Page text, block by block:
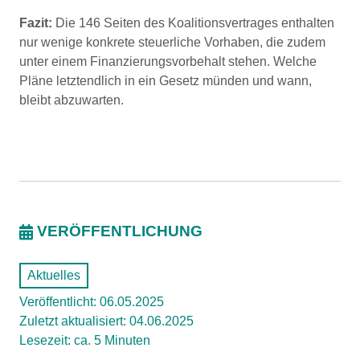
Fazit: Die 146 Seiten des Koalitionsvertrages enthalten
nur wenige konkrete steuerliche Vorhaben, die zudem
unter einem Finanzierungsvorbehalt stehen. Welche
Pläne letztendlich in ein Gesetz münden und wann,
bleibt abzuwarten.
VERÖFFENTLICHUNG
Aktuelles
Veröffentlicht: 06.05.2025
Zuletzt aktualisiert: 04.06.2025
Lesezeit: ca. 5 Minuten